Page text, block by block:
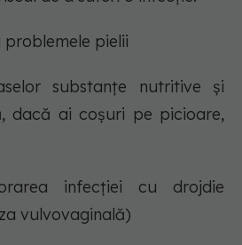
problemele pielii
substanțe nutritive și
dacă ai coșuri pe picioare,
infecției cu drojdie
vulvovaginală)